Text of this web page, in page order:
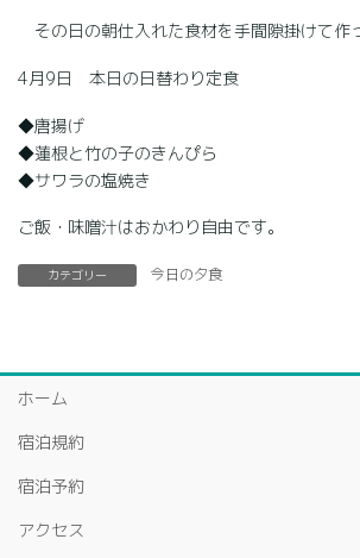
その日の朝仕入れた食材を手間隙掛けて作
4月9日 本日の日替わり定食
◆唐揚げ
◆蓮根と竹の子のきんぴら
◆サワラの塩焼き
ご飯・味噌汁はおかわり自由です。
カテゴリー 今日の夕食
ホーム
宿泊規約
宿泊予約
アクセス